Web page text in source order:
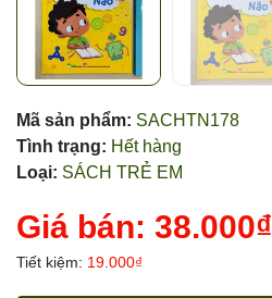
Mã sản phẩm: SACHTN178
Tình trạng: Hết hàng
Loại: SÁCH TRẺ EM
Giá bán: 38.000₫
Tiết kiệm: 19.000₫